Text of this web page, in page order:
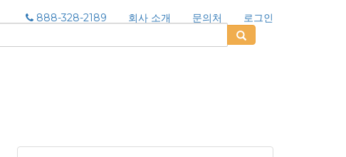
888-328-2189
회사 소개 문의처 로그인